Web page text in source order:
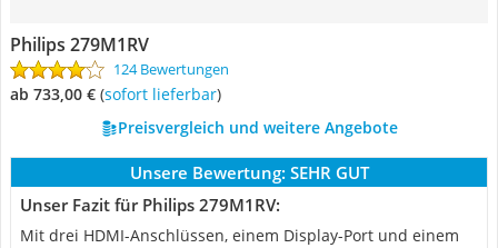
Philips 279M1RV
124 Bewertungen
ab 733,00 € ( Sofort lieferbar)
Preisvergleich und weitere Angebote
Unsere Bewertung: SEHR GUT
Unser Fazit für Philips 279M1RV:
Mit drei HDMI-Anschlüssen, einem Display-Port und einem